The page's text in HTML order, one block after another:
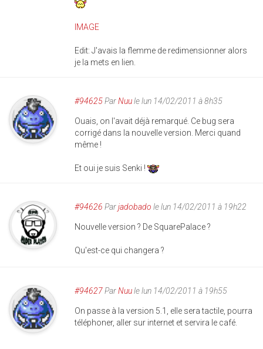
IMAGE
Edit: J'avais la flemme de redimensionner alors
je la mets en lien.
#94625ParNuule lun 14/02/2011 à 8h35
Ouais, on l'avait déjà remarqué. Ce bug sera
corrigé dans la nouvelle version. Merci quand
même !
Et oui je suis Senki !
#94626 Parjadobado le lun 14/02/2011 à 19h22
Nouvelle version ? De SquarePalace ?
Qu'est-ce qui changera ?
#94627ParNuule lun 14/02/2011 à 19h55
On passe à la version 5.1, elle sera tactile, pourra
téléphoner, aller sur internet et servira le café.